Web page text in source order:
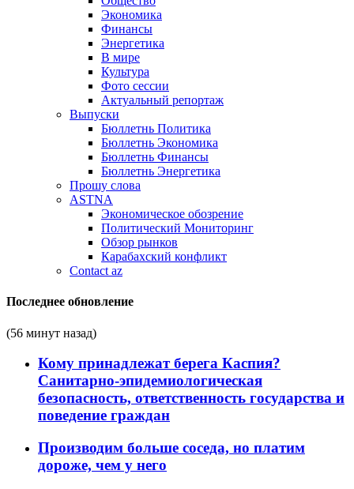
Экономика
Финансы
Энергетика
В мире
Культура
Фото сессии
Актуальный репортаж
Выпуски
Бюллетнь Политика
Бюллетнь Экономика
Бюллетнь Финансы
Бюллетнь Энергетика
Прошу слова
ASTNA
Экономическое обозрение
Политический Мониторинг
Обзор рынков
Карабахский конфликт
Contact az
Последнее обновление
(56 минут назад)
Кому принадлежат берега Каспия?
Санитарно-эпидемиологическая
безопасность, ответственность государства и
поведение граждан
Производим больше соседа, но платим
дороже, чем у него